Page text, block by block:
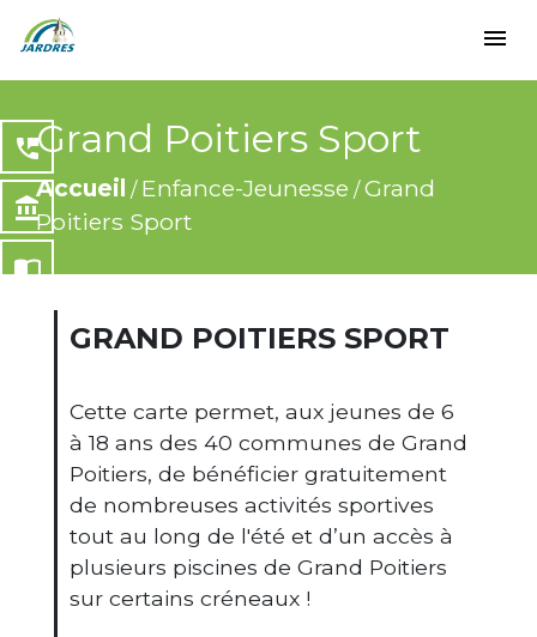
menu
Grand Poitiers Sport
Accueil / Enfance-Jeunesse /Grand
Poitiers Sport
perm_phone_msg
account_balance
import_contacts
GRAND POITIERS SPORT
Cette carte permet, aux jeunes de 6
à 18 ans des 40 communes de Grand
Poitiers, de bénéficier gratuitement
de nombreuses activités sportives
tout au long de l'été et d’un accès à
plusieurs piscines de Grand Poitiers
sur certains créneaux !